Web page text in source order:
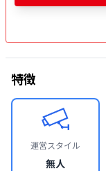
特徴
運営スタイル
無人